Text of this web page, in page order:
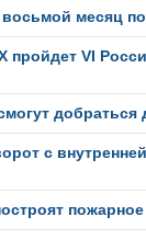
месяц
пройдет VI
с
пожарное